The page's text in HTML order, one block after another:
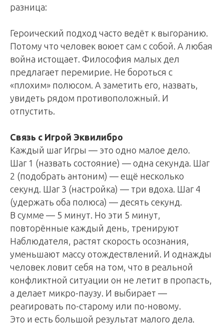
разница:
Героический подход часто ведёт к выгоранию.
Потому что человек воюет сам с собой. А любая
война истощает. Философия малых дел
предлагает перемирие. Не бороться с
«плохим» полюсом. А заметить его, назвать,
увидеть рядом противоположный. И
отпустить.
Связь с Игрой Эквилибро
Каждый шаг Игры — это одно малое дело.
Шаг 1 (назвать состояние) — одна секунда. Шаг
2 (подобрать антоним) — ещё несколько
секунд. Шаг 3 (настройка) — три вдоха. Шаг 4
(удержать оба полюса) — десять секунд.
В сумме — 5 минут. Но эти 5 минут,
повторённые каждый день, тренируют
Наблюдателя, растят скорость осознания,
уменьшают массу отождествлений. И однажды
человек ловит себя на том, что в реальной
конфликтной ситуации он не летит в пропасть,
а делает микро-паузу. И выбирает —
реагировать по-старому или по-новому.
Это и есть большой результат малого дела.